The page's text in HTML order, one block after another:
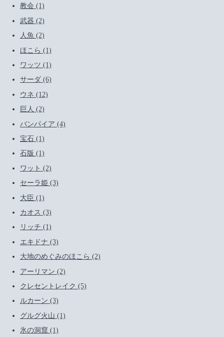
教会 (1)
武器 (2)
人魚 (2)
ほこら (1)
ワッツ (1)
サーダ (6)
ウネ (12)
巨人 (2)
バンパイア (4)
宝石 (1)
石版 (1)
ワット (2)
セーラ姫 (3)
大臣 (1)
カオス (3)
リッチ (1)
エキドナ (3)
大地のめぐみのほこら (2)
アーリマン (2)
クレセントレイク (5)
ルカーン (3)
グルグ火山 (1)
氷の洞窟 (1)